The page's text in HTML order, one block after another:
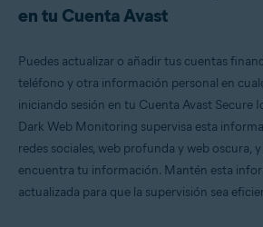
en tu Cuenta Avast
Puedes actualizar o añadir tus cuentas
teléfono y otra información personal en
iniciando sesión en tu Cuenta Avast Secure
Dark Web Monitoring supervisa esta
redes sociales, web profunda y web oscura,
encuentra tu información. Mantén esta
actualizada para que la supervisión sea